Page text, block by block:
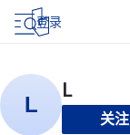
登录
关注